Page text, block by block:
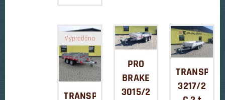
TRANSPORTER
Vyprodáno
PRO
BRAKE
3015/2
3217/2